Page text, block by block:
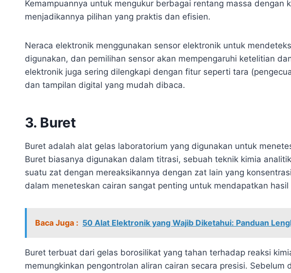
Kemampuannya untuk mengukur berbagai rentang massa dengan
menjadikannya pilihan yang praktis dan efisien.
Neraca elektronik menggunakan sensor elektronik untuk
digunakan, dan pemilihan sensor akan mempengaruhi ketelitian
elektronik juga sering dilengkapi dengan fitur seperti tara
dan tampilan digital yang mudah dibaca.
3. Buret
Buret adalah alat gelas laboratorium yang digunakan untuk
Buret biasanya digunakan dalam titrasi, sebuah teknik kimia
suatu zat dengan mereaksikannya dengan zat lain yang
dalam meneteskan cairan sangat penting untuk mendapatkan
Baca Juga : 50 Alat Elektronik yang Wajib Diketahui: Panduan
Buret terbuat dari gelas borosilikat yang tahan terhadap reaksi
memungkinkan pengontrolan aliran cairan secara presisi. Sebelum